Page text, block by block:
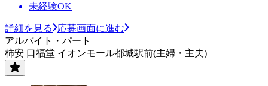
未経験OK
詳細を見る
応募画面に進む
アルバイト・パート
柿安 口福堂 イオンモール都城駅前(主婦・主夫)